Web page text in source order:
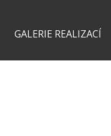
GALERIE REALIZACÍ